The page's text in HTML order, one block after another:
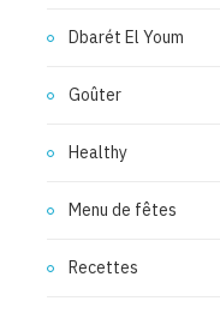
Dbarét El Youm
Goûter
Healthy
Menu de fêtes
Recettes